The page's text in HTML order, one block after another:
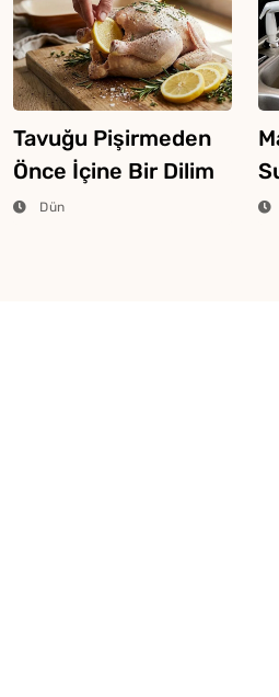
Tavuğu Pişirmeden
Önce İçine Bir Dilim
Limon Atarsanız Ne
Dün